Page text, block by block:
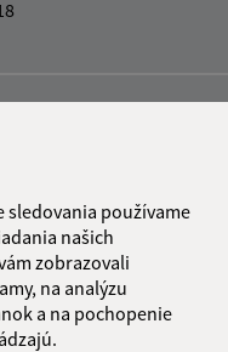
sledovania používame
našich
zobrazovali
na analýzu
a na pochopenie